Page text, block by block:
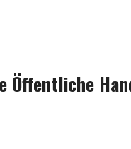
Öffentliche